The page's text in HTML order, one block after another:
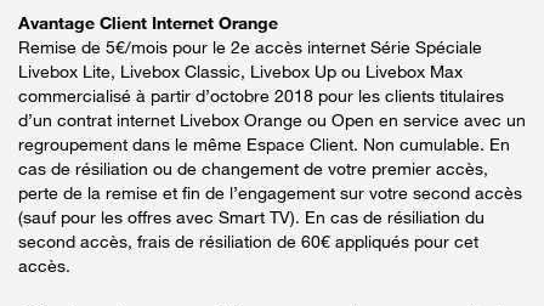
Avantage Client Internet Orange
Remise de 5€/mois pour le 2e accès internet Série Spéciale
Livebox Lite, Livebox Classic, Livebox Up ou Livebox Max
commercialisé à partir d’octobre 2018 pour les clients titulaires
d’un contrat internet Livebox Orange ou Open en service avec un
regroupement dans le même Espace Client. Non cumulable. En
cas de résiliation ou de changement de votre premier accès,
perte de la remise et fin de l’engagement sur votre second accès
(sauf pour les offres avec Smart TV). En cas de résiliation du
second accès, frais de résiliation de 60€ appliqués pour cet
accès.